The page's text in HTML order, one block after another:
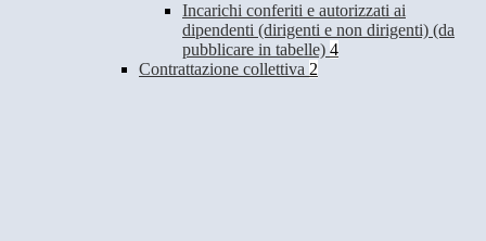
Incarichi conferiti e autorizzati ai
dipendenti (dirigenti e non dirigenti) (da
pubblicare in tabelle) 4
Contrattazione collettiva 2